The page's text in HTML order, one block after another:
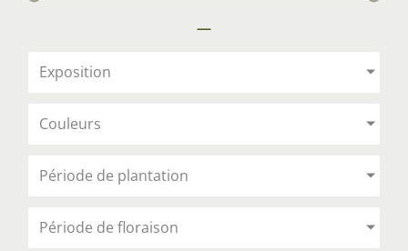
—
Exposition
Couleurs
Période de plantation
Période de floraison